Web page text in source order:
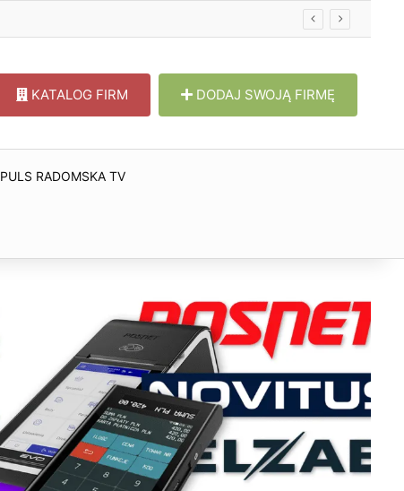
KATALOG FIRM DODAJ SWOJĄ FIRMĘ
PULS RADOMSKA TV